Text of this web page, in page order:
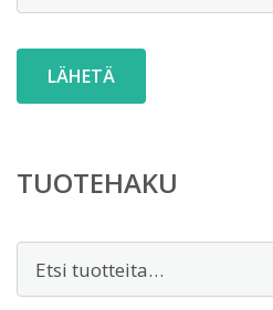
TUOTEHAKU